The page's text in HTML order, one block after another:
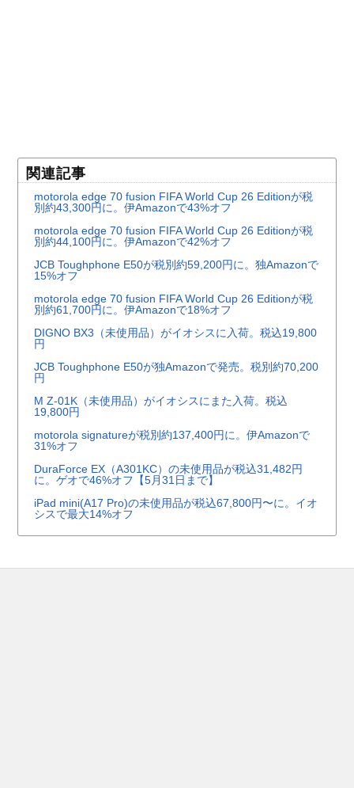
関連記事
motorola edge 70 fusion FIFA World Cup 26 Editionが税
別約43,300円に。伊Amazonで43%オフ
motorola edge 70 fusion FIFA World Cup 26 Editionが税
別約44,100円に。伊Amazonで42%オフ
JCB Toughphone E50が税別約59,200円に。独Amazonで
15%オフ
motorola edge 70 fusion FIFA World Cup 26 Editionが税
別約61,700円に。伊Amazonで18%オフ
DIGNO BX3（未使用品）がイオシスに入荷。税込19,800
円
JCB Toughphone E50が独Amazonで発売。税別約70,200
円
M Z-01K（未使用品）がイオシスにまた入荷。税込
19,800円
motorola signatureが税別約137,400円に。伊Amazonで
31%オフ
DuraForce EX（A301KC）の未使用品が税込31,482円
に。ゲオで46%オフ【5月31日まで】
iPad mini(A17 Pro)の未使用品が税込67,800円〜に。イオ
シスで最大14%オフ